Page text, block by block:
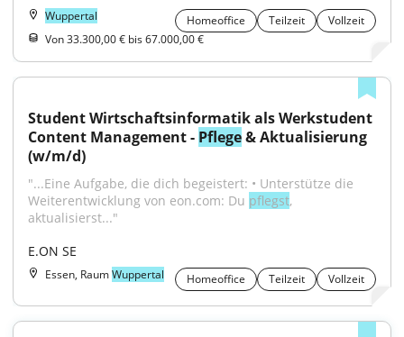
Wuppertal Homeoffice Teilzeit
Vollzeit
Von 33.300,00 € bis 67.000,00 €
Student Wirtschaftsinformatik als Werkstudent
Content Management - Pflege & Aktualisierung
(w/m/d)
"...Eine Aufgabe, die dich begeistert: • Unterstütze die
Weiterentwicklung von eon.com: Du pflegst,
aktualisierst..."
E.ON SE
Essen, RaumWuppertal Homeoffice Teilzeit Vollzeit